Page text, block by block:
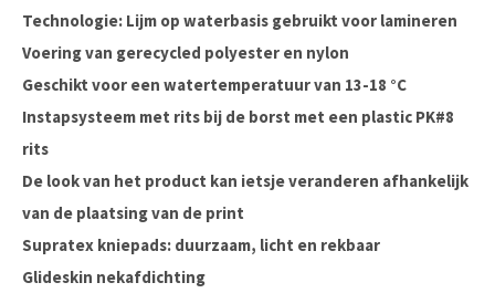
Technologie: Lijm op waterbasis gebruikt voor lamineren
Voering van gerecycled polyester en nylon
Geschikt voor een watertemperatuur van 13-18 °C
Instapsysteem met rits bij de borst met een plastic PK#8
rits
De look van het product kan ietsje veranderen afhankelijk
van de plaatsing van de print
Supratex kniepads: duurzaam, licht en rekbaar
Glideskin nekafdichting